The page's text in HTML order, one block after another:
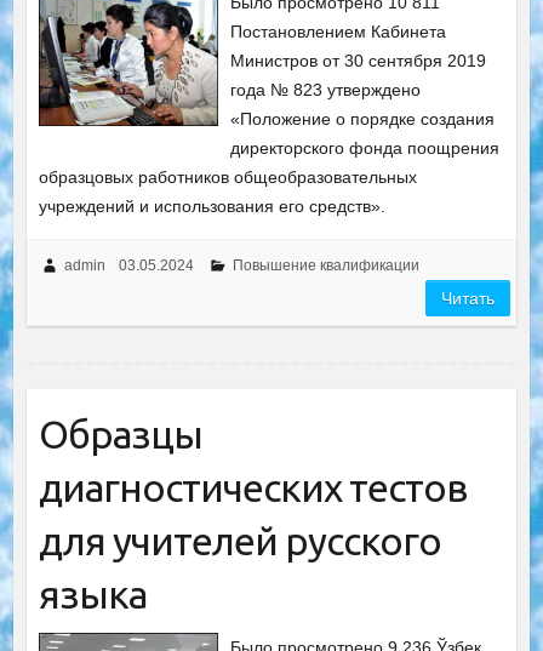
Постановлением Кабинета
Министров от 30 сентября 2019
года № 823 утверждено
«Положение о порядке создания
директорского фонда поощрения
образцовых работников общеобразовательных
учреждений и использования его средств».
admin 03.05.2024 Повышение квалификации
Читать
Образцы
диагностических тестов
для учителей русского
языка
Было просмотрено 9 236 Ўзбек